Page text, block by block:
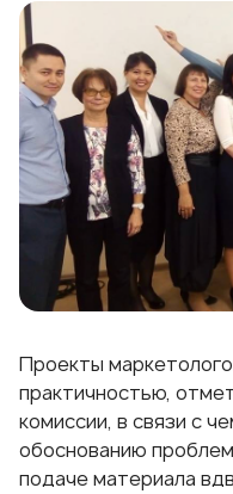
Проекты
практичностью,
комиссии, в связи с
обоснованию
подаче материала